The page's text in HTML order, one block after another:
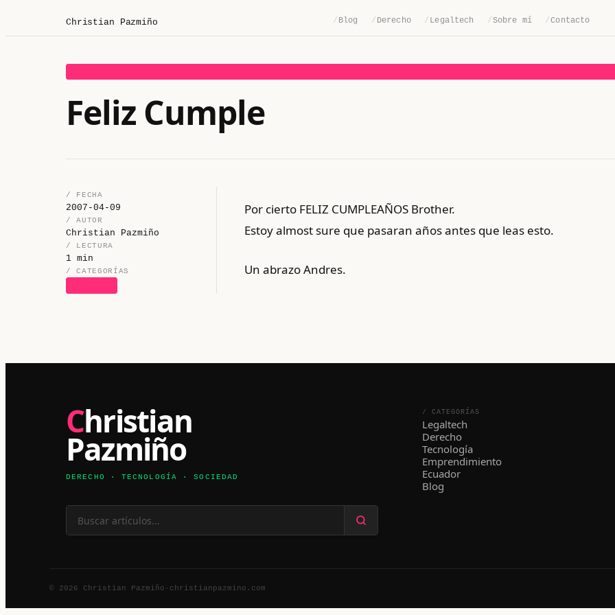
Christian Pazmiño / Blog / Derecho / Legaltech /Sobre mí /Contacto
Feliz Cumple
/ FECHA
2007-04-09
/ AUTOR
Christian Pazmiño
/ LECTURA
1 min
/ CATEGORÍAS
Por cierto FELIZ CUMPLEAÑOS Brother.
Estoy almost sure que pasaran años antes que leas esto.
Un abrazo Andres.
Christian
Pazmiño
DERECHO · TECNOLOGÍA · SOCIEDAD
/ CATEGORÍAS
Legaltech
Derecho
Tecnología
Emprendimiento
Ecuador
Blog
© 2026 Christian Pazmiño · christianpazmino.com